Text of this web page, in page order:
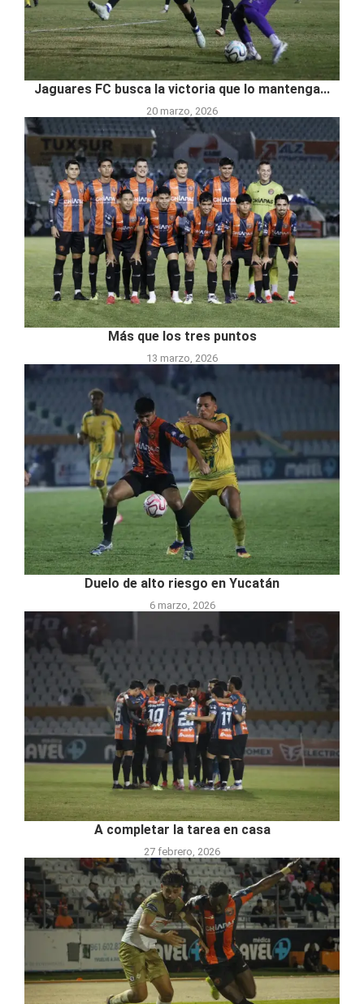
Jaguares FC busca la victoria que lo mantenga...
20 marzo, 2026
Más que los tres puntos
13 marzo, 2026
Duelo de alto riesgo en Yucatán
6 marzo, 2026
A completar la tarea en casa
27 febrero, 2026